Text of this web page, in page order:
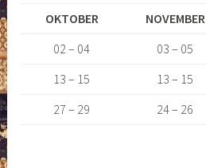
OKTOBER NOVEMBER
02 – 04
03 – 05
13 – 15
13 – 15
27 – 29
24 – 26